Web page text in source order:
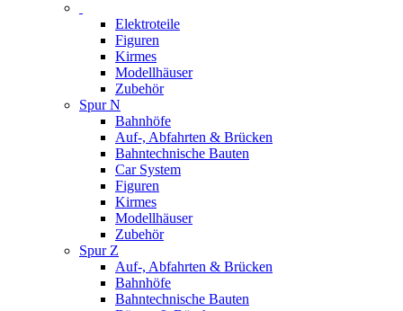
Elektroteile
Figuren
Kirmes
Modellhäuser
Zubehör
Spur N
Bahnhöfe
Auf-, Abfahrten & Brücken
Bahntechnische Bauten
Car System
Figuren
Kirmes
Modellhäuser
Zubehör
Spur Z
Auf-, Abfahrten & Brücken
Bahnhöfe
Bahntechnische Bauten